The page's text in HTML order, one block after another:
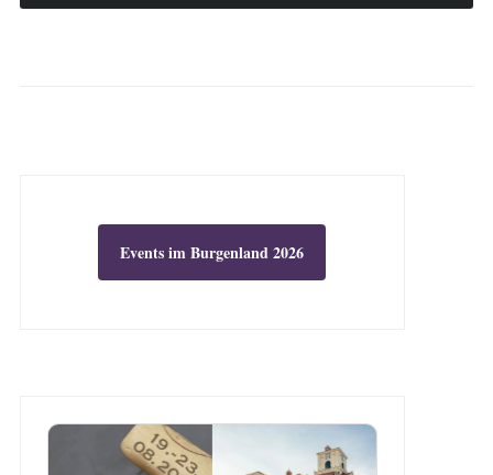
Events im Burgenland 2026